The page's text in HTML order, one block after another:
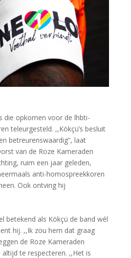
die opkomen voor de lhbti-
teleurgesteld. ,,Kökçü’s besluit
betreurenswaardig”, laat
van de Roze Kameraden
ruim een jaar geleden,
anti-homospreekkoren
Ook ontving hij
betekend als Kökçü de band wél
hij. ,,Ik zou hem dat graag
de Roze Kameraden
te respecteren. ,,Het is